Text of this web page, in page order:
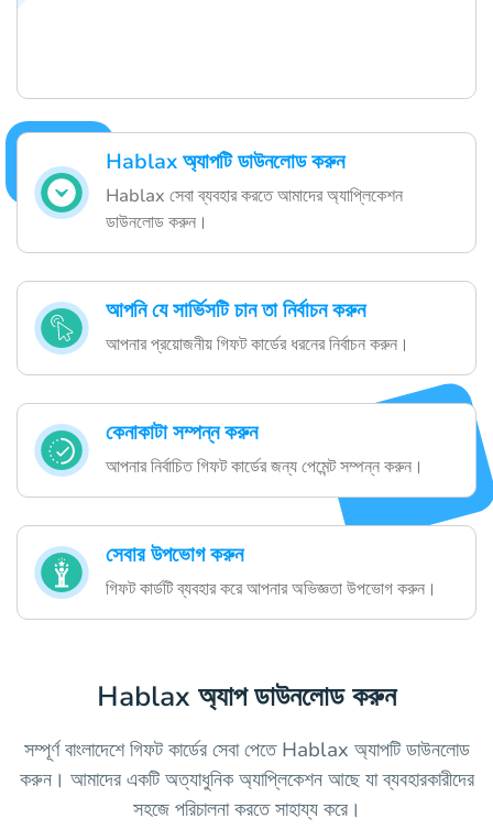
Hablax অ্যাপটি ডাউনলোড করুন
Hablax সেবা ব্যবহার করতে আমাদের অ্যাপ্লিকেশন
ডাউনলোড করুন।
আপনি যে সার্ভিসটি চান তা নির্বাচন করুন
আপনার প্রয়োজনীয় গিফট কার্ডের ধরনের নির্বাচন করুন।
কেনাকাটা সম্পন্ন করুন
আপনার নির্বাচিত গিফট কার্ডের জন্য পেমেন্ট সম্পন্ন করুন।
সেবার উপভোগ করুন
গিফট কার্ডটি ব্যবহার করে আপনার অভিজ্ঞতা উপভোগ করুন।
Hablax অ্যাপ ডাউনলোড করুন
সম্পূর্ণ বাংলাদেশে গিফট কার্ডের সেবা পেতে Hablax অ্যাপটি ডাউনলোড
করুন। আমাদের একটি অত্যাধুনিক অ্যাপ্লিকেশন আছে যা ব্যবহারকারীদের
সহজে পরিচালনা করতে সাহায্য করে।